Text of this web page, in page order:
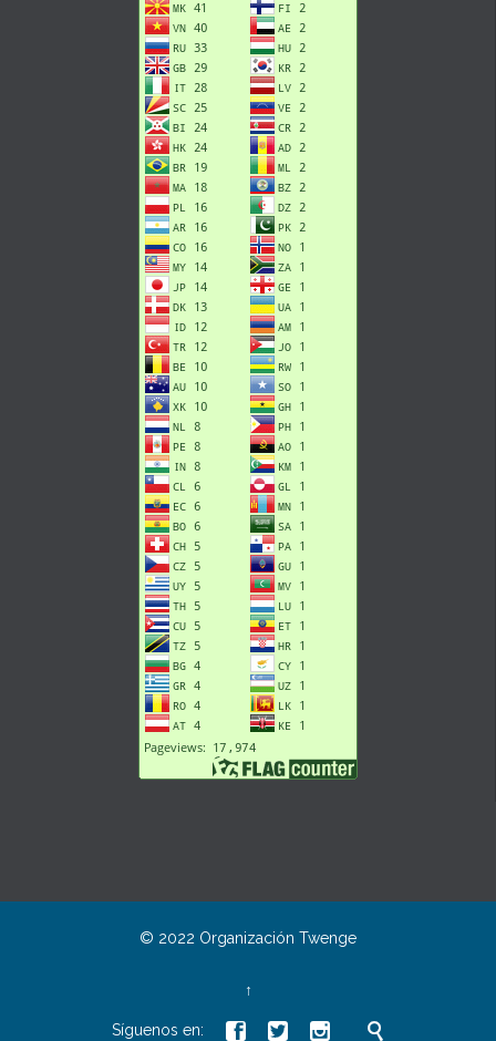
© 2022 Organización Twenge
↑
Síguenos en:    